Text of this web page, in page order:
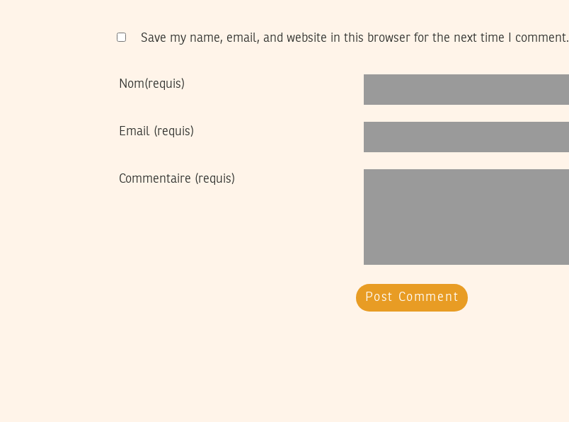
Save my name, email, and website in this browser for the next time I comment.
Nom(requis)
Email (requis)
Commentaire (requis)